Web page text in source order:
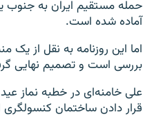
آماده شده است.
اما این روزنامه به نقل از
بررسی است و تصمیم نهایی
علی خامنه‌ای در خطبه نماز
قرار دادن ساختمان کنسولگری